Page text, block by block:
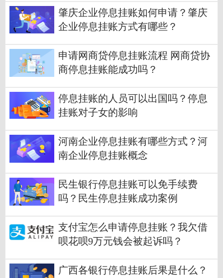
肇庆企业停息挂账如何申请？肇庆
企业停息挂账方式有哪些？
申请网商贷停息挂账流程 网商贷协
商停息挂账能成功吗？
停息挂账的人员可以出国吗？停息
挂账对子女的影响
河南企业停息挂账有哪些方式？河
南企业停息挂账概念
民生银行停息挂账可以免手续费
吗？民生停息挂账成功案例
支付宝怎么申请停息挂账？我欠借
呗花呗9万元钱会被起诉吗？
广西各银行停息挂账后果是什么？